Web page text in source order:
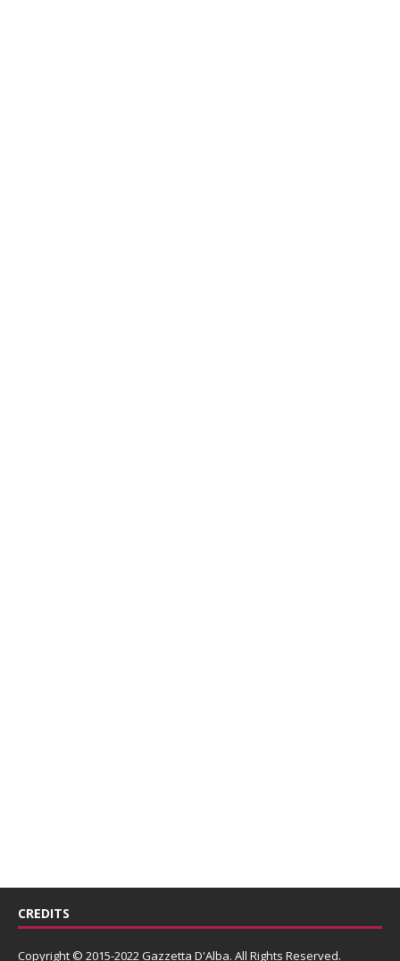
CREDITS
Copyright © 2015-2022 Gazzetta D'Alba. All Rights Reserved.